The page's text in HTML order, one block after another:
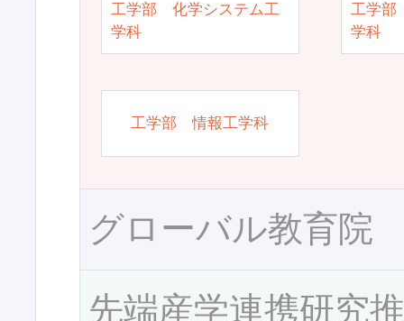
工学部 化学システム工
学科
工学部
学科
工学部 情報工学科
グローバル教育院
先端産学連携研究